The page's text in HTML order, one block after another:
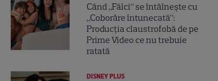
Când „Fălci” se întâlnește cu
„Coborâre întunecată”:
Producția claustrofobă de pe
Prime Video ce nu trebuie
ratată
DISNEY PLUS